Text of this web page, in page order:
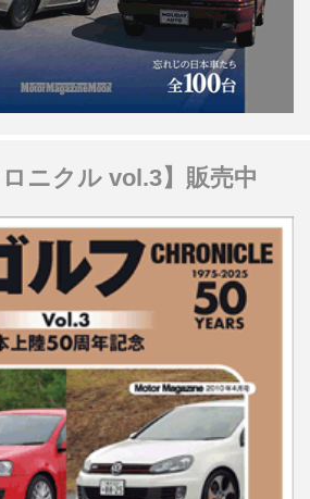
ロニクル vol.3】販売中